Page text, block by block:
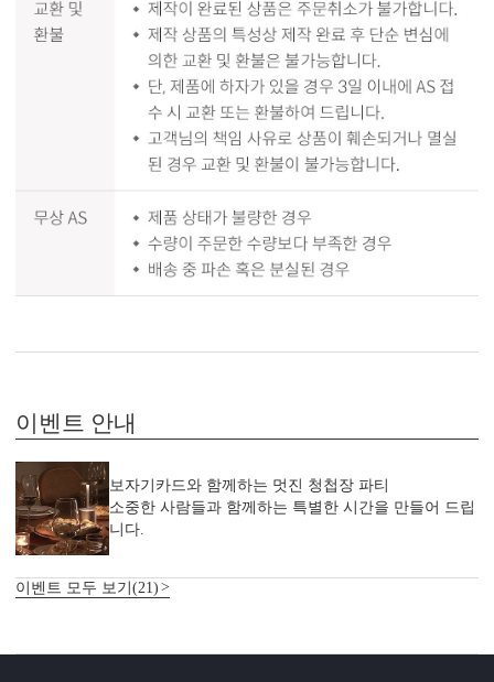
이벤트 안내
보자기카드와 함께하는 멋진 청첩장 파티
소중한 사람들과 함께하는 특별한 시간을 만들어 드립
니다.
이벤트 모두 보기(21)